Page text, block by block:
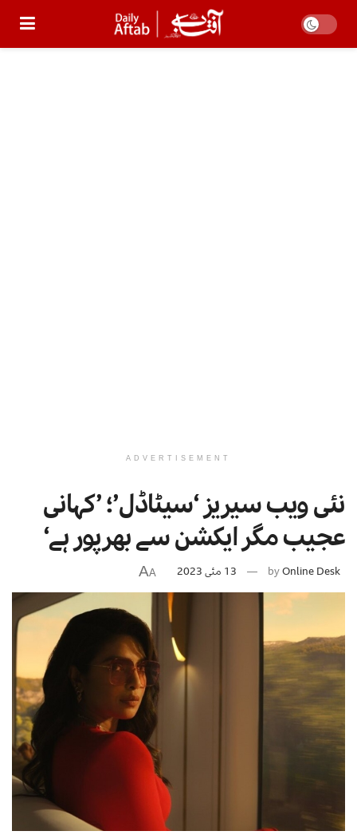
ADVERTISEMENT
نئی ویب سیریز ‘سیٹاڈل’؛ ’کہانی
عجیب مگر ایکشن سے بھرپور ہے‘
byOnline Desk 13 مئی 2023 A
A